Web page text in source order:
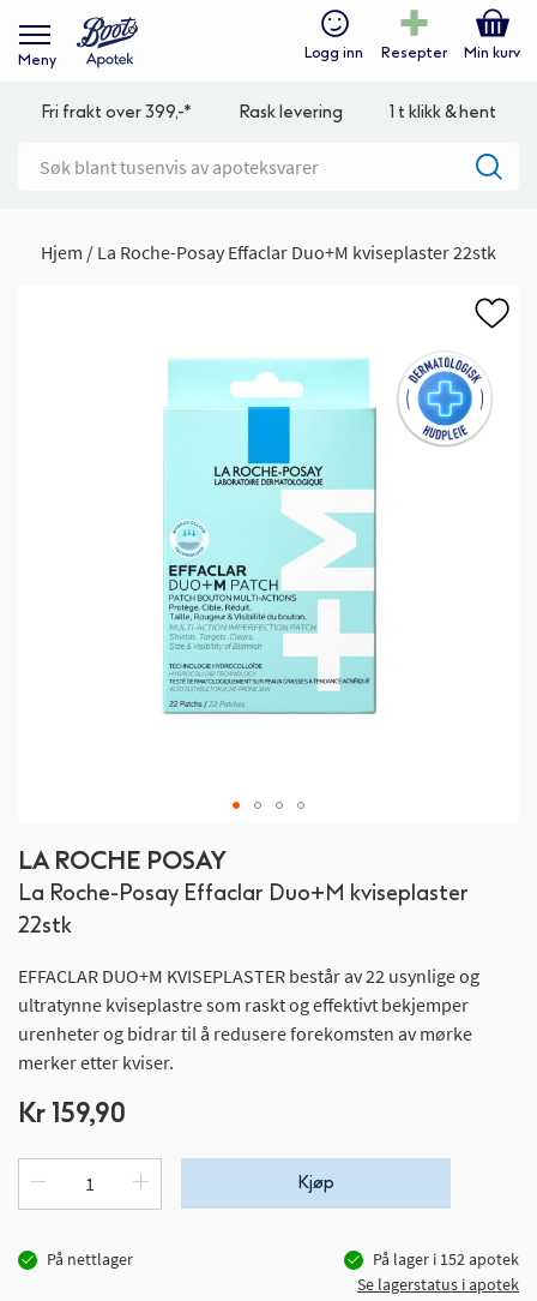
Meny Logg inn Resepter Min kurv
Fri frakt over 399,-* Rask levering 1 t klikk & hent
Hjem La Roche-Posay Effaclar Duo+M kviseplaster 22stk
LA ROCHE POSAY
La Roche-Posay Effaclar Duo+M kviseplaster
22stk
EFFACLAR DUO+M KVISEPLASTER består av 22 usynlige og
ultratynne kviseplastre som raskt og effektivt bekjemper
urenheter og bidrar til å redusere forekomsten av mørke
merker etter kviser.
Kr 159,90
Kjøp
På nettlager På lager i 152apotek
Se lagerstatus i apotek
til
begynnelsen
av